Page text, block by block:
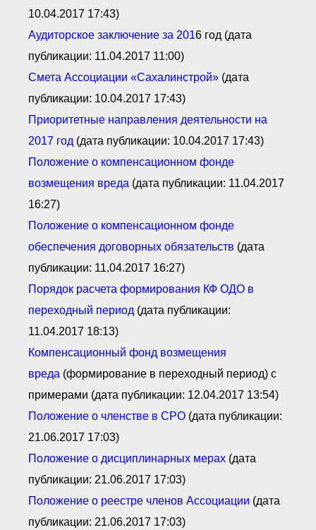
10.04.2017 17:43)
Аудиторское заключение за 2016 год (дата
публикации: 11.04.2017 11:00)
Смета Ассоциации «Сахалинстрой» (дата
публикации: 10.04.2017 17:43)
Приоритетные направления деятельности на
2017 год (дата публикации: 10.04.2017 17:43)
Положение о компенсационном фонде
возмещения вреда (дата публикации: 11.04.2017
16:27)
Положение о компенсационном фонде
обеспечения договорных обязательств (дата
публикации: 11.04.2017 16:27)
Порядок расчета формирования КФ ОДО в
переходный период (дата публикации:
11.04.2017 18:13)
Компенсационный фонд возмещения
вреда (формирование в переходный период) с
примерами (дата публикации: 12.04.2017 13:54)
Положение о членстве в СРО (дата публикации:
21.06.2017 17:03)
Положение о дисциплинарных мерах (дата
публикации: 21.06.2017 17:03)
Положение о реестре членов Ассоциации (дата
публикации: 21.06.2017 17:03)